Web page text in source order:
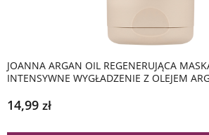
JOANNA ARGAN OIL REGENERUJĄCA
INTENSYWNE WYGŁADZENIE Z OLEJEM
14,99 zł